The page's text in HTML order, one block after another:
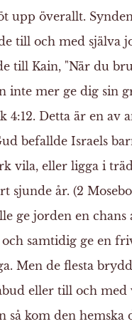
upp överallt.
till och med själva
till Kain, "När du
inte mer ge dig sin
4:12. Detta är en av
befallde Israels
vila, eller ligga i
sjunde år. (2
ge jorden en chans
samtidig ge en
Men de flesta
eller till och med
så kom den hemska